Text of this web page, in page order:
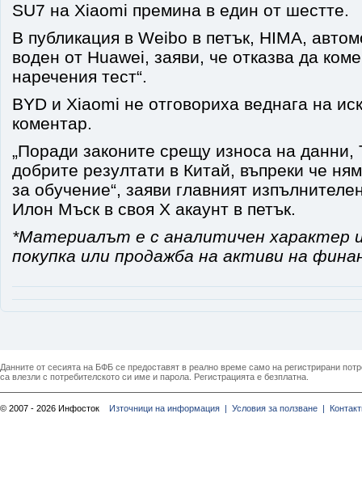
SU7 на Xiaomi премина в един от шестте.
В публикация в Weibo в петък, HIMA,
воден от Huawei, заяви, че отказва да
наречения тест“.
BYD и Xiaomi не отговориха веднага на
коментар.
„Поради законите срещу износа на данни,
добрите резултати в Китай, въпреки че
за обучение“, заяви главният
Илон Мъск в своя X акаунт в петък.
*Материалът е с аналитичен характер
покупка или продажба на активи на
Данните от сесията на БФБ се предоставят в реално време само на регистрирани
са влезли с потребителското си име и парола. Регистрацията е безплатна.
© 2007 - 2026 Инфосток Източници на информация | Условия за ползване |